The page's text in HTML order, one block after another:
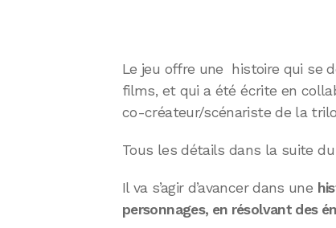
Le jeu offre une histoire qui se
films, et qui a été écrite en
co-créateur/scénariste de la
Tous les détails dans la suite
Il va s’agir d’avancer dans une
personnages, en résolvant des